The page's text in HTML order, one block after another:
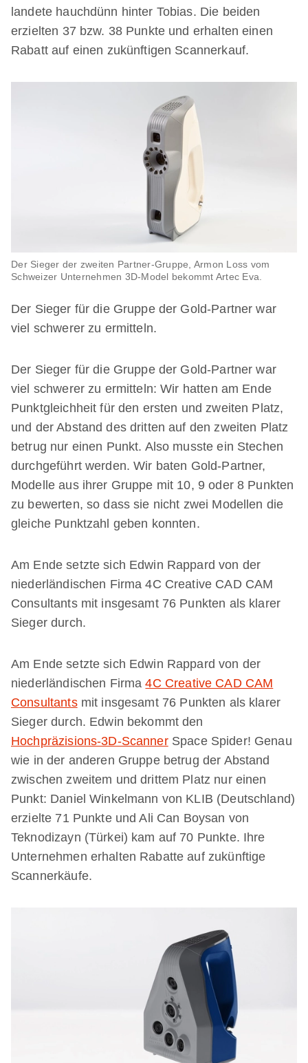
landete hauchdünn hinter Tobias. Die beiden
erzielten 37 bzw. 38 Punkte und erhalten einen
Rabatt auf einen zukünftigen Scannerkauf.
Der Sieger der zweiten Partner-Gruppe, Armon Loss vom
Schweizer Unternehmen 3D-Model bekommt Artec Eva.
Der Sieger für die Gruppe der Gold-Partner war
viel schwerer zu ermitteln.
Der Sieger für die Gruppe der Gold-Partner war
viel schwerer zu ermitteln: Wir hatten am Ende
Punktgleichheit für den ersten und zweiten Platz,
und der Abstand des dritten auf den zweiten Platz
betrug nur einen Punkt. Also musste ein Stechen
durchgeführt werden. Wir baten Gold-Partner,
Modelle aus ihrer Gruppe mit 10, 9 oder 8 Punkten
zu bewerten, so dass sie nicht zwei Modellen die
gleiche Punktzahl geben konnten.
Am Ende setzte sich Edwin Rappard von der
niederländischen Firma 4C Creative CAD CAM
Consultants mit insgesamt 76 Punkten als klarer
Sieger durch.
Am Ende setzte sich Edwin Rappard von der
niederländischen Firma4C Creative CAD CAM
Consultantsmit insgesamt 76 Punkten als klarer
Sieger durch. Edwin bekommt den
Hochpräzisions-3D-ScannerSpace Spider! Genau
wie in der anderen Gruppe betrug der Abstand
zwischen zweitem und drittem Platz nur einen
Punkt: Daniel Winkelmann von KLIB (Deutschland)
erzielte 71 Punkte und Ali Can Boysan von
Teknodizayn (Türkei) kam auf 70 Punkte. Ihre
Unternehmen erhalten Rabatte auf zukünftige
Scannerkäufe.